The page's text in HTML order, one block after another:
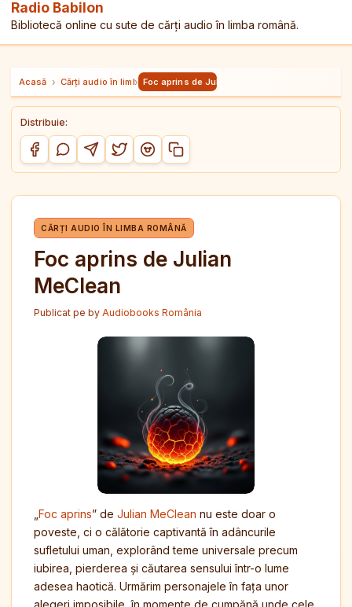
Radio Babilon
Bibliotecă online cu sute de cărți audio în limba română.
Acasă › Cărți audio în limba română
› Foc aprins de Julian MeClean
Distribuie:
Distribuie pe Facebook
Distribuie pe WhatsApp
Distribuie pe Telegram
Distribuie pe Twitter/X
Distribuie pe Reddit
Copiază link-ul
CĂRȚI AUDIO ÎN LIMBA ROMÂNĂ
Foc aprins de Julian
MeClean
Publicat pe by Audiobooks România
Foc aprins” de Julian MeClean nu este doar o
poveste, ci o călătorie captivantă în adâncurile
sufletului uman, explorând teme universale precum
iubirea, pierderea și căutarea sensului într-o lume
adesea haotică. Urmărim personajele în fața unor
alegeri imposibile, în momente de cumpănă unde cele